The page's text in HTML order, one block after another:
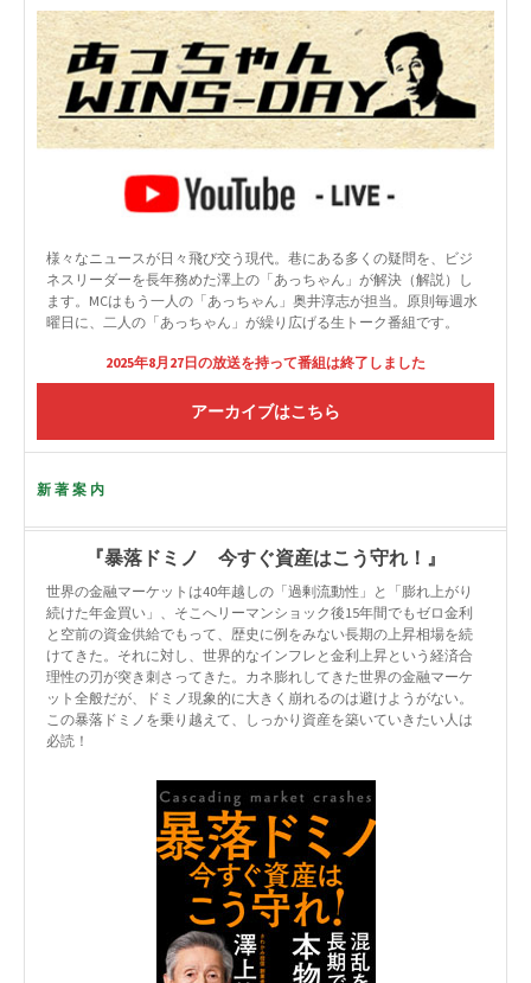
様々なニュースが日々飛び交う現代。巷にある多くの疑問を、ビジ
ネスリーダーを長年務めた澤上の「あっちゃん」が解決（解説）し
ます。MCはもう一人の「あっちゃん」奥井淳志が担当。原則毎週水
曜日に、二人の「あっちゃん」が繰り広げる生トーク番組です。
2025年8月27日の放送を持って番組は終了しました
アーカイブはこちら
新著案内
『暴落ドミノ 今すぐ資産はこう守れ！』
世界の金融マーケットは40年越しの「過剰流動性」と「膨れ上がり
続けた年金買い」、そこへリーマンショック後15年間でもゼロ金利
と空前の資金供給でもって、歴史に例をみない長期の上昇相場を続
けてきた。それに対し、世界的なインフレと金利上昇という経済合
理性の刃が突き刺さってきた。カネ膨れしてきた世界の金融マーケ
ット全般だが、ドミノ現象的に大きく崩れるのは避けようがない。
この暴落ドミノを乗り越えて、しっかり資産を築いていきたい人は
必読！